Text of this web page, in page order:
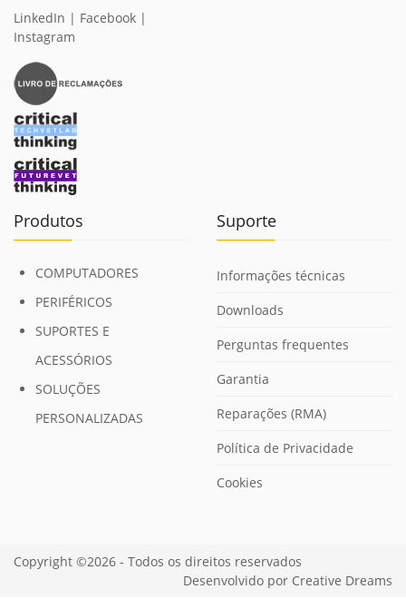
LinkedIn | Facebook |
Instagram
Produtos
COMPUTADORES
PERIFÉRICOS
SUPORTES E
ACESSÓRIOS
SOLUÇÕES
PERSONALIZADAS
Suporte
Informações técnicas
Downloads
Perguntas frequentes
Garantia
Reparações (RMA)
Política de Privacidade
Cookies
Copyright ©2026 - Todos os direitos reservados
Desenvolvido por Creative Dreams